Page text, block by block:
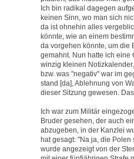
Ich bin radikal dagegen
keinen Sinn, wo man sich
da ist ohnehin alles
könnte, wie an einem
da vorgehen könnte, um die
gemahnt. Nun hatte ich eine
winzig kleinen
bzw. was "negativ" war im
stand [da], Ablehnung von
dieser Sitzung gewesen.
Ich war zum Militär
Bruder gesehen, der auch
abzugeben, in der Kanzlei
hat gesagt: "Na ja, die
wurde angezeigt von der